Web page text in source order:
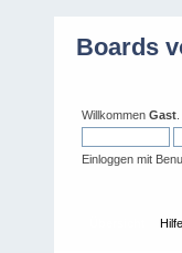
Boards
Willkommen Gast
Einloggen mit
Hilfe